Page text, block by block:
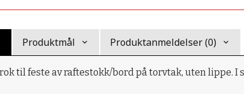
Produktmål Produktanmeldelser (0)
til feste av raftestokk/bord på torvtak, uten lippe. I